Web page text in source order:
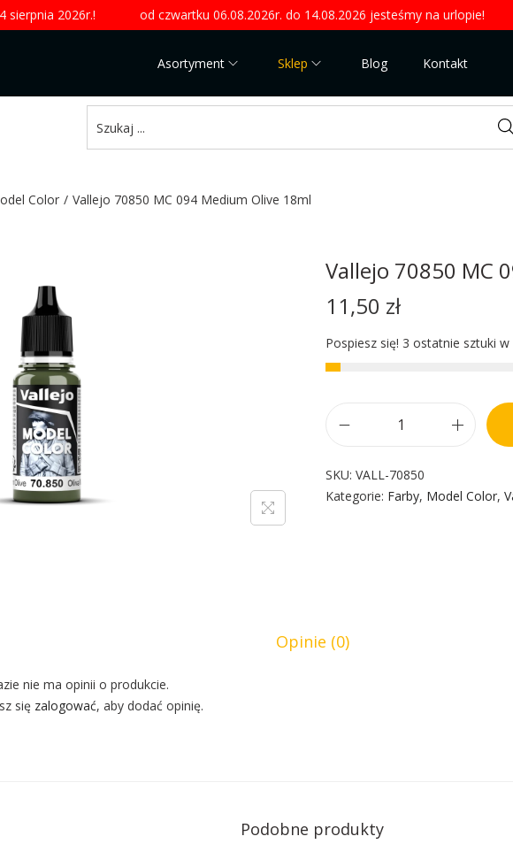
sierpnia 2026r.! od czwartku 06.08.2026r. do 14.08.2026 jesteśmy na urlopie!
Asortyment Sklep Blog Kontakt
Color / Vallejo 70850 MC 094 Medium Olive 18ml
Vallejo 70850 MC
11,50 zł
Pospiesz się! 3 ostatnie sztuki
SKU: VALL-70850
Kategorie: Farby, Model Color,
Opinie (0)
nie ma opinii o produkcie.
się zalogować, aby dodać opinię.
Podobne produkty